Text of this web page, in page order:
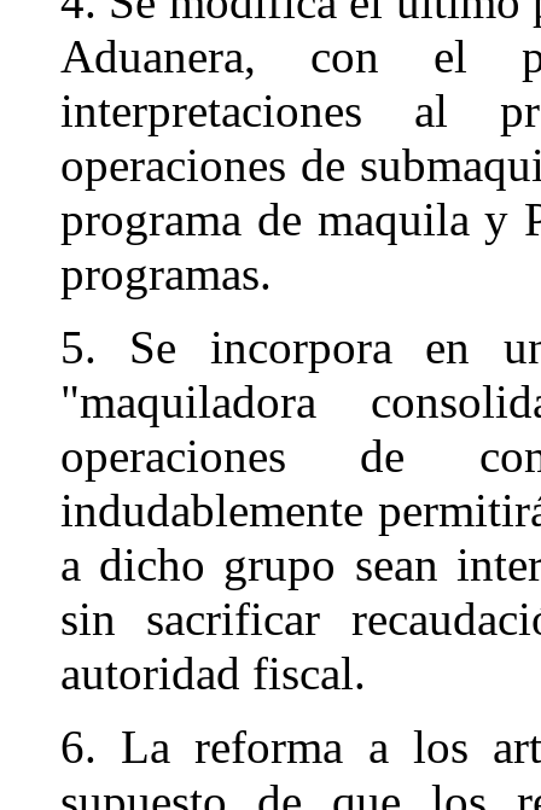
Aduanera, con el
interpretaciones al
operaciones de
programa de maquila y
programas.
5. Se incorpora en
"maquiladora
operaciones de
indudablemente
a dicho grupo sean
sin sacrificar
autoridad fiscal.
6. La reforma a los